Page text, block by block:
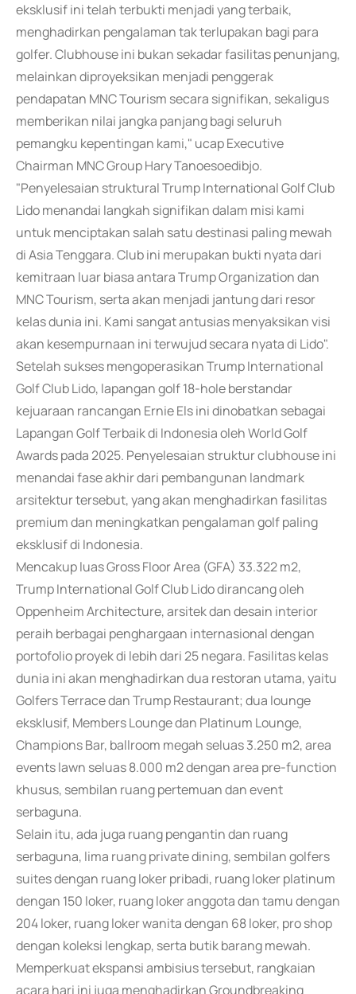
eksklusif ini telah terbukti menjadi yang terbaik,
menghadirkan pengalaman tak terlupakan bagi para
golfer. Clubhouse ini bukan sekadar fasilitas penunjang,
melainkan diproyeksikan menjadi penggerak
pendapatan MNC Tourism secara signifikan, sekaligus
memberikan nilai jangka panjang bagi seluruh
pemangku kepentingan kami," ucap Executive
Chairman MNC Group Hary Tanoesoedibjo.
"Penyelesaian struktural Trump International Golf Club
Lido menandai langkah signifikan dalam misi kami
untuk menciptakan salah satu destinasi paling mewah
di Asia Tenggara. Club ini merupakan bukti nyata dari
kemitraan luar biasa antara Trump Organization dan
MNC Tourism, serta akan menjadi jantung dari resor
kelas dunia ini. Kami sangat antusias menyaksikan visi
akan kesempurnaan ini terwujud secara nyata di Lido".
Setelah sukses mengoperasikan Trump International
Golf Club Lido, lapangan golf 18-hole berstandar
kejuaraan rancangan Ernie Els ini dinobatkan sebagai
Lapangan Golf Terbaik di Indonesia oleh World Golf
Awards pada 2025. Penyelesaian struktur clubhouse ini
menandai fase akhir dari pembangunan landmark
arsitektur tersebut, yang akan menghadirkan fasilitas
premium dan meningkatkan pengalaman golf paling
eksklusif di Indonesia.
Mencakup luas Gross Floor Area (GFA) 33.322 m2,
Trump International Golf Club Lido dirancang oleh
Oppenheim Architecture, arsitek dan desain interior
peraih berbagai penghargaan internasional dengan
portofolio proyek di lebih dari 25 negara. Fasilitas kelas
dunia ini akan menghadirkan dua restoran utama, yaitu
Golfers Terrace dan Trump Restaurant; dua lounge
eksklusif, Members Lounge dan Platinum Lounge,
Champions Bar, ballroom megah seluas 3.250 m2, area
events lawn seluas 8.000 m2 dengan area pre-function
khusus, sembilan ruang pertemuan dan event
serbaguna.
Selain itu, ada juga ruang pengantin dan ruang
serbaguna, lima ruang private dining, sembilan golfers
suites dengan ruang loker pribadi, ruang loker platinum
dengan 150 loker, ruang loker anggota dan tamu dengan
204 loker, ruang loker wanita dengan 68 loker, pro shop
dengan koleksi lengkap, serta butik barang mewah.
Memperkuat ekspansi ambisius tersebut, rangkaian
acara hari ini juga menghadirkan Groundbreaking